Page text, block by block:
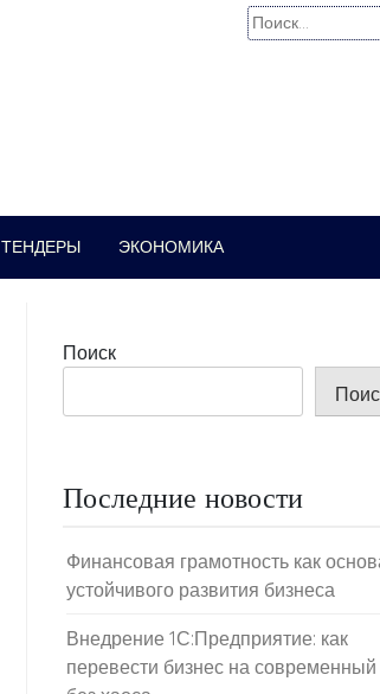
Найти:
ТЕНДЕРЫ ЭКОНОМИКА
Поиск
Последние новости
Финансовая грамотность как
устойчивого развития бизнеса
Внедрение 1С:Предприятие: как
перевести бизнес на современный